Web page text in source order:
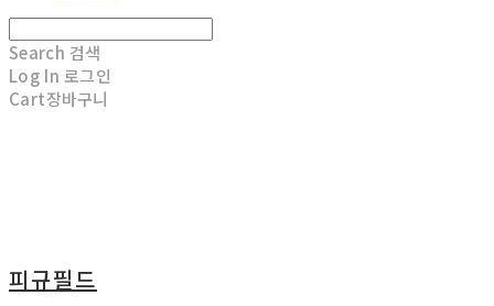
Search 검색
Log In 로그인
Cart장바구니
피규필드